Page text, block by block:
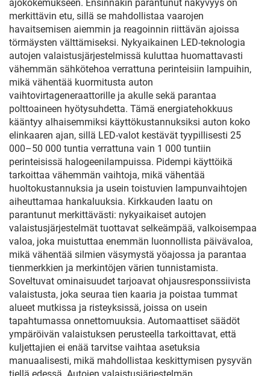
ajokokemukseen. Ensinnäkin parantunut näkyvyys on
merkittävin etu, sillä se mahdollistaa vaarojen
havaitsemisen aiemmin ja reagoinnin riittävän ajoissa
törmäysten välttämiseksi. Nykyaikainen LED-teknologia
autojen valaistusjärjestelmissä kuluttaa huomattavasti
vähemmän sähkötehoa verrattuna perinteisiin lampuihin,
mikä vähentää kuormitusta auton
vaihtovirtageneraattorille ja akulle sekä parantaa
polttoaineen hyötysuhdetta. Tämä energiatehokkuus
kääntyy alhaisemmiksi käyttökustannuksiksi auton koko
elinkaaren ajan, sillä LED-valot kestävät tyypillisesti 25
000–50 000 tuntia verrattuna vain 1 000 tuntiin
perinteisissä halogeenilampuissa. Pidempi käyttöikä
tarkoittaa vähemmän vaihtoja, mikä vähentää
huoltokustannuksia ja usein toistuvien lampunvaihtojen
aiheuttamaa hankaluuksia. Kirkkauden laatu on
parantunut merkittävästi: nykyaikaiset autojen
valaistusjärjestelmät tuottavat selkeämpää, valkoisempaa
valoa, joka muistuttaa enemmän luonnollista päivävaloa,
mikä vähentää silmien väsymystä yöajossa ja parantaa
tienmerkkien ja merkintöjen värien tunnistamista.
Soveltuvat ominaisuudet tarjoavat ohjausresponssiivista
valaistusta, joka seuraa tien kaaria ja poistaa tummat
alueet mutkissa ja risteyksissä, joissa on usein
tapahtumassa onnettomuuksia. Automaattiset säädöt
ympäröivän valaistuksen perusteella tarkoittavat, että
kuljettajien ei enää tarvitse vaihtaa asetuksia
manuaalisesti, mikä mahdollistaa keskittymisen pysyvän